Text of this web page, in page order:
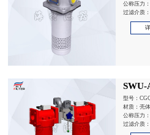
公称压力
过滤介质
SWU-
型号：
材质：壳
公称压力
过滤介质